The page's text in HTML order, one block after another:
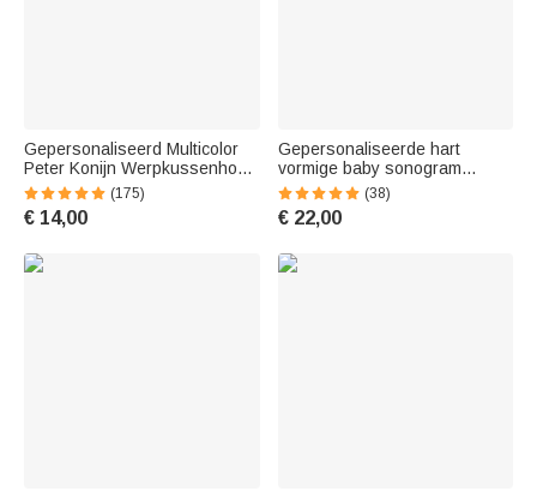
Gepersonaliseerd Multicolor
Peter Konijn Werpkussenhoes
met Naam Decoratie Baby
Shower Verjaardagscadeau
voor Baby Kid
(175)
€ 14,00
Gepersonaliseerde hart
vormige baby sonogram
echografie ketting pasgeboren
Memorial Moederdag cadeau
voor vrouwen
(38)
€ 22,00